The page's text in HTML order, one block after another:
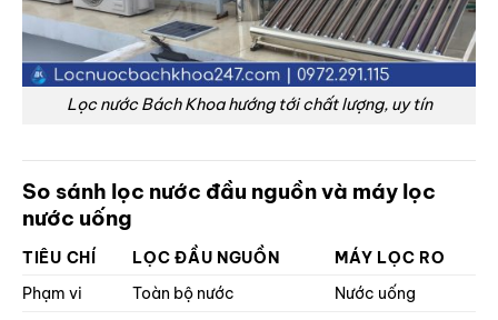
Lọc nước Bách Khoa hướng tới chất lượng, uy tín
So sánh lọc nước đầu nguồn và máy lọc
nước uống
TIÊU CHÍ LỌC ĐẦU NGUỒN
MÁY LỌC RO
Phạm vi
Toàn bộ nước
Nước uống